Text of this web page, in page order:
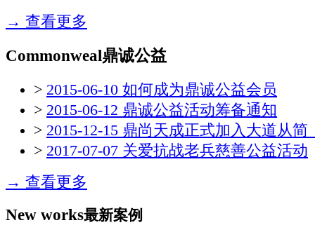
→ 查看更多
Commonweal鼎诚公益
> 2015-06-10 如何成为鼎诚公益会员
> 2015-06-12 鼎诚公益活动筹备通知
> 2015-12-15 鼎尚天成正式加入大道从简
> 2017-07-07 关爱抗战老兵慈善公益活动
→ 查看更多
New works最新案例